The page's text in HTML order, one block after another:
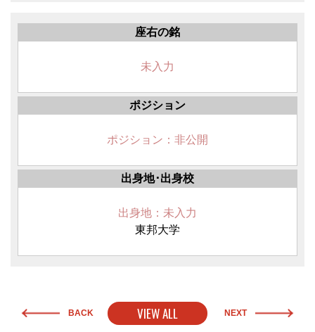
座右の銘
未入力
ポジション
ポジション：非公開
出身地･出身校
出身地：未入力
東邦大学
BACK VIEW ALL NEXT